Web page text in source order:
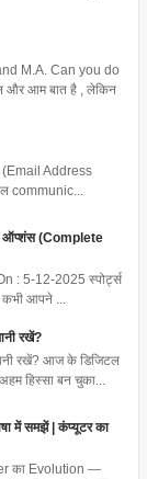
M.A. Can you do
और आम बात है , लेकिन
Address
communic...
ऑप्शंस (Complete
: 5-12-2025 स्पोर्ट्स
कभी आपने ...
रखें?
रखें? आज के डिजिटल
हिस्सा बन चुका...
में समझें | कंप्यूटर का
का Evolution —